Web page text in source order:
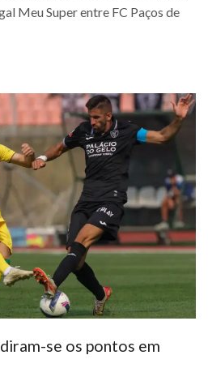
Meu Super entre FC Paços de
se os pontos em